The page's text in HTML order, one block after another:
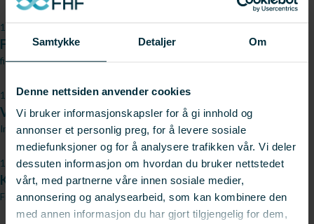
Samtykke Detaljer Om
Denne nettsiden anvender cookies
Vi bruker informasjonskapsler for å gi innhold og
annonser et personlig preg, for å levere sosiale
mediefunksjoner og for å analysere trafikken vår. Vi deler
dessuten informasjon om hvordan du bruker nettstedet
vårt, med partnerne våre innen sosiale medier,
annonsering og analysearbeid, som kan kombinere den
med annen informasjon du har gjort tilgjengelig for dem,
13.11.2025
Fiske etter pukkellaks kan bli ny næring for kystflåten
fisk.no
13.11.2025
Vellykket pukkellaksfiske i sjø
Intrafish.no
13.11.2025
Kan bli et nytt fiskeri for kystflåten
Fiskeribladet